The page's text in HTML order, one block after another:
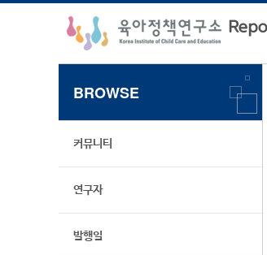
BROWSE
커뮤니티
연구자
발행일